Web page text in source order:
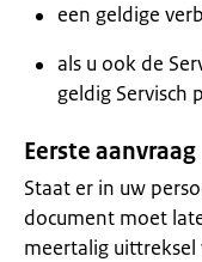
een geldige
als u ook de
geldig Servisch
Eerste aanvraag
Staat er in uw
document moet
meertalig